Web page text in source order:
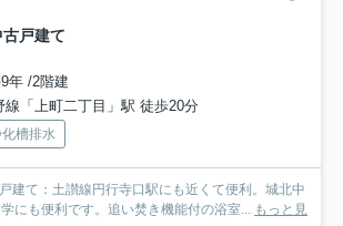
戸建て
年 /2階建
線「上町二丁目」駅 徒歩20分
槽排水
て：土讃線円行寺口駅にも近くて便利。城北中
にも便利です。追い焚き機能付の浴室... もっと見